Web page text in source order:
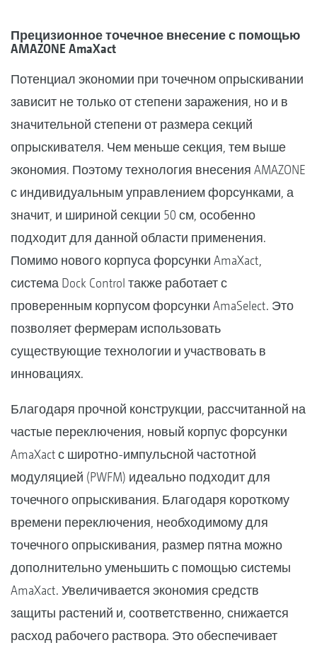
Прецизионное точечное внесение с помощью
AMAZONE AmaXact
Потенциал экономии при точечном опрыскивании
зависит не только от степени заражения, но и в
значительной степени от размера секций
опрыскивателя. Чем меньше секция, тем выше
экономия. Поэтому технология внесения AMAZONE
с индивидуальным управлением форсунками, а
значит, и шириной секции 50 см, особенно
подходит для данной области применения.
Помимо нового корпуса форсунки AmaXact,
система Dock Control также работает с
проверенным корпусом форсунки AmaSelect. Это
позволяет фермерам использовать
существующие технологии и участвовать в
инновациях.
Благодаря прочной конструкции, рассчитанной на
частые переключения, новый корпус форсунки
AmaXact с широтно-импульсной частотной
модуляцией (PWFM) идеально подходит для
точечного опрыскивания. Благодаря короткому
времени переключения, необходимому для
точечного опрыскивания, размер пятна можно
дополнительно уменьшить с помощью системы
AmaXact. Увеличивается экономия средств
защиты растений и, соответственно, снижается
расход рабочего раствора. Это обеспечивает